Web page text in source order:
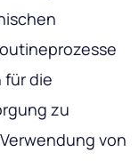
für die
zu
von